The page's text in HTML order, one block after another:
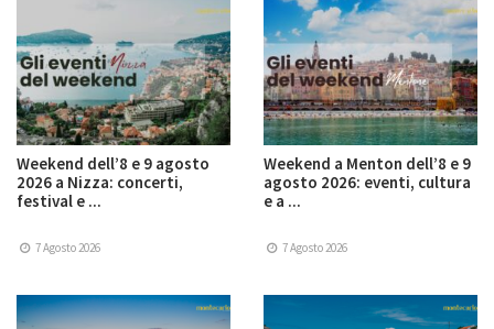
Weekend dell’8 e 9 agosto
2026 a Nizza: concerti,
festival e ...
7 Agosto 2026
Weekend a Menton dell’8 e 9
agosto 2026: eventi, cultura
e a ...
7 Agosto 2026